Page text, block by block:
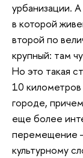
урбанизации.
в которой
второй по
крупный: там
Но это такая
10
городе,
еще более
перемещение
культурному